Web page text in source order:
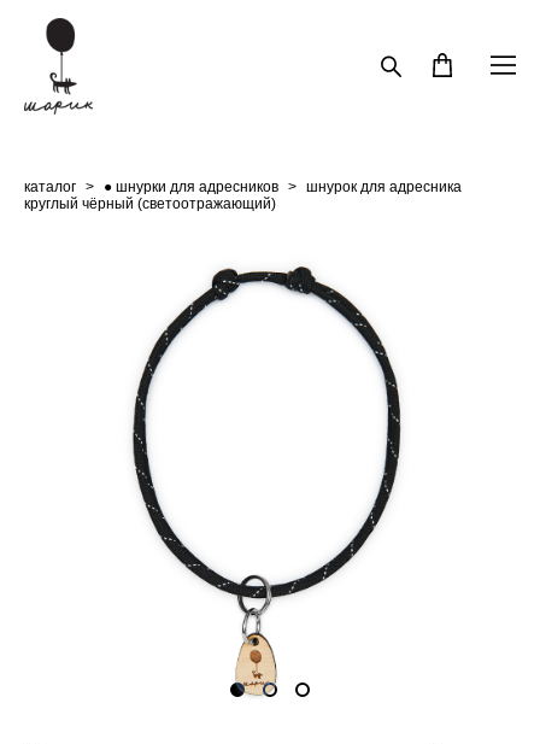
каталог > ● шнурки для адресников > шнурок для адресника
круглый чёрный (светоотражающий)